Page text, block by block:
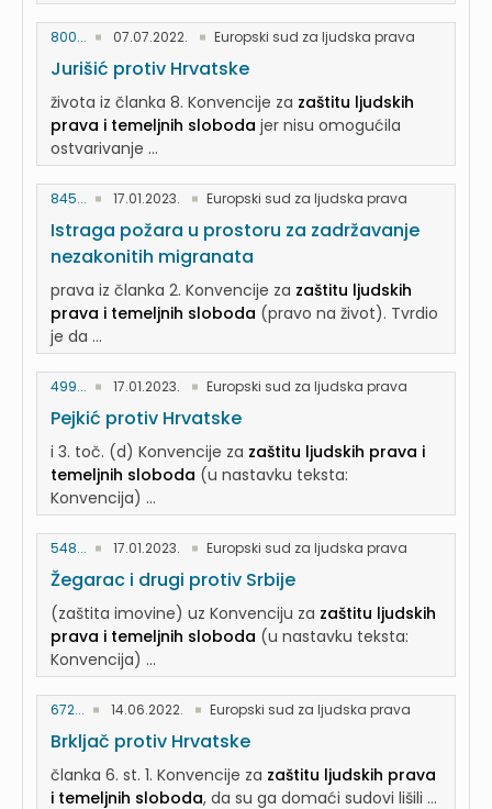
800... 07.07.2022. Europski sud za ljudska prava
Jurišić protiv Hrvatske
života iz članka 8. Konvencije za zaštitu ljudskih
prava i temeljnih sloboda jer nisu omogućila
ostvarivanje ...
845... 17.01.2023. Europski sud za ljudska prava
Istraga požara u prostoru za zadržavanje
nezakonitih migranata
prava iz članka 2. Konvencije za zaštitu ljudskih
prava i temeljnih sloboda (pravo na život). Tvrdio
je da ...
499... 17.01.2023. Europski sud za ljudska prava
Pejkić protiv Hrvatske
i 3. toč. (d) Konvencije za zaštitu ljudskih prava i
temeljnih sloboda (u nastavku teksta:
Konvencija) ...
548... 17.01.2023. Europski sud za ljudska prava
Žegarac i drugi protiv Srbije
(zaštita imovine) uz Konvenciju za zaštitu ljudskih
prava i temeljnih sloboda (u nastavku teksta:
Konvencija) ...
672... 14.06.2022. Europski sud za ljudska prava
Brkljač protiv Hrvatske
članka 6. st. 1. Konvencije za zaštitu ljudskih prava
i temeljnih sloboda, da su ga domaći sudovi lišili ...